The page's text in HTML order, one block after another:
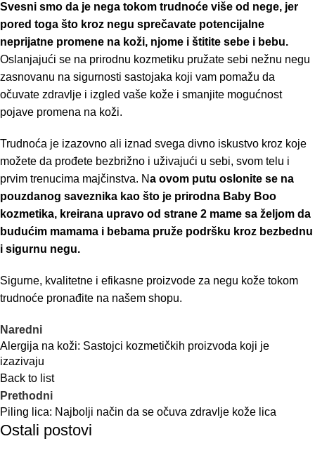
Svesni smo da je nega tokom trudnoće više od nege, jer
pored toga što kroz negu sprečavate potencijalne
neprijatne promene na koži, njome i štitite sebe i bebu.
Oslanjajući se na prirodnu kozmetiku pružate sebi nežnu negu
zasnovanu na sigurnosti sastojaka koji vam pomažu da
očuvate zdravlje i izgled vaše kože i smanjite mogućnost
pojave promena na koži.
Trudnoća je izazovno ali iznad svega divno iskustvo kroz koje
možete da prođete bezbrižno i uživajući u sebi, svom telu i
prvim trenucima majčinstva. Na ovom putu oslonite se na
pouzdanog saveznika kao što je prirodna Baby Boo
kozmetika, kreirana upravo od strane 2 mame sa željom da
budućim mamama i bebama pruže podršku kroz bezbednu
i sigurnu negu.
Sigurne, kvalitetne i efikasne proizvode za negu kože tokom
trudnoće pronađite na našem shopu.
Naredni
Alergija na koži: Sastojci kozmetičkih proizvoda koji je
izazivaju
Back to list
Prethodni
Piling lica: Najbolji način da se očuva zdravlje kože lica
Ostali postovi